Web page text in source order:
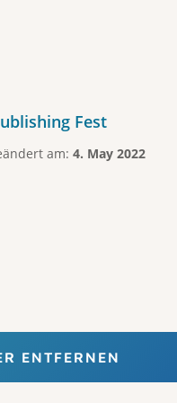
Fest
am: 4. May 2022
ENTFERNEN